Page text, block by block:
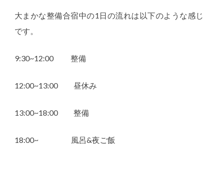
大まかな整備合宿中の1日の流れは以下のような感じ
です。
9:30~12:00 整備
12:00~13:00 昼休み
13:00~18:00 整備
18:00~ 風呂&夜ご飯